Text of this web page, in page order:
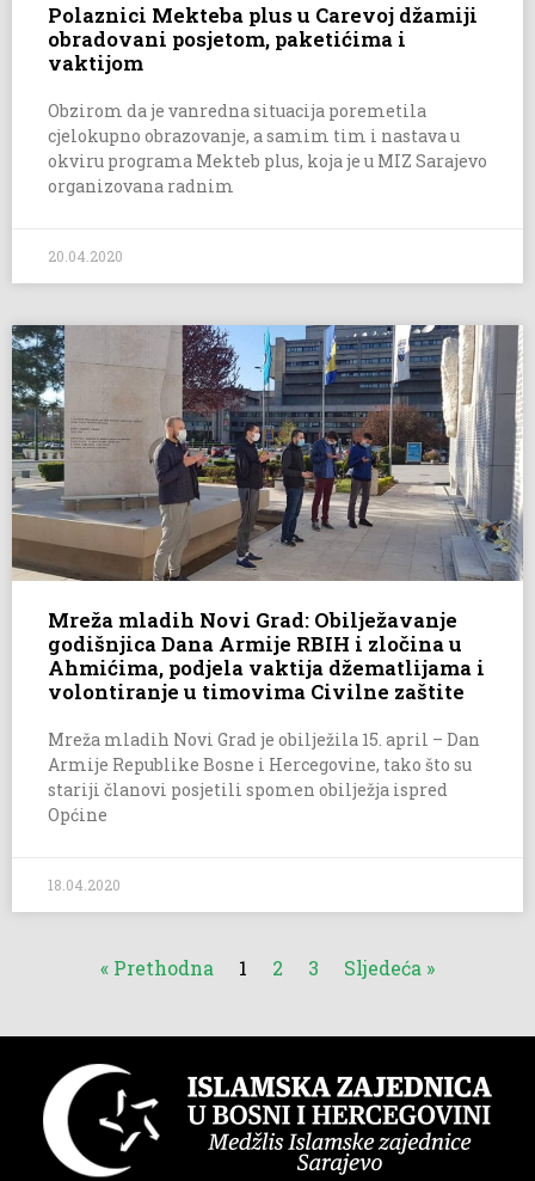
Polaznici Mekteba plus u Carevoj džamiji
obradovani posjetom, paketićima i
vaktijom
Obzirom da je vanredna situacija poremetila
cjelokupno obrazovanje, a samim tim i nastava u
okviru programa Mekteb plus, koja je u MIZ Sarajevo
organizovana radnim
20.04.2020
Mreža mladih Novi Grad: Obilježavanje
godišnjica Dana Armije RBIH i zločina u
Ahmićima, podjela vaktija džematlijama i
volontiranje u timovima Civilne zaštite
Mreža mladih Novi Grad je obilježila 15. april – Dan
Armije Republike Bosne i Hercegovine, tako što su
stariji članovi posjetili spomen obilježja ispred
Općine
18.04.2020
« Prethodna 1 2 3 Sljedeća »